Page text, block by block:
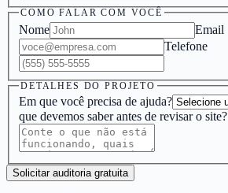
COMO FALAR COM VOCÊ
Nome
Email
Telefone
DETALHES DO PROJETO
Em que você precisa de ajuda?
que devemos saber antes de revisar o site?
Solicitar auditoria gratuita